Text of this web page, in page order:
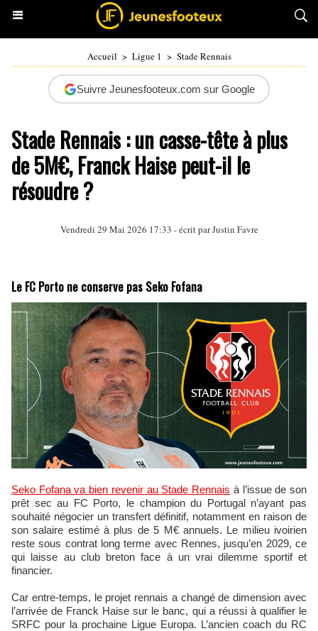
Accueil > Ligue 1 > Stade Rennais
Suivre Jeunesfooteux.com sur Google
Stade Rennais : un casse-tête à plus
de 5M€, Franck Haise peut-il le
résoudre ?
Vendredi 29 Mai 2026 17:33 - écrit parJustin Favre
Le FC Porto ne conserve pas Seko Fofana
Seko Fofana va bien revenir au Stade Rennais à l’issue de son
prêt sec au FC Porto, le champion du Portugal n’ayant pas
souhaité négocier un transfert définitif, notamment en raison de
son salaire estimé à plus de 5 M€ annuels. Le milieu ivoirien
reste sous contrat long terme avec Rennes, jusqu’en 2029, ce
qui laisse au club breton face à un vrai dilemme sportif et
financier.
Car entre-temps, le projet rennais a changé de dimension avec
l’arrivée de Franck Haise sur le banc, qui a réussi à qualifier le
SRFC pour la prochaine Ligue Europa. L’ancien coach du RC